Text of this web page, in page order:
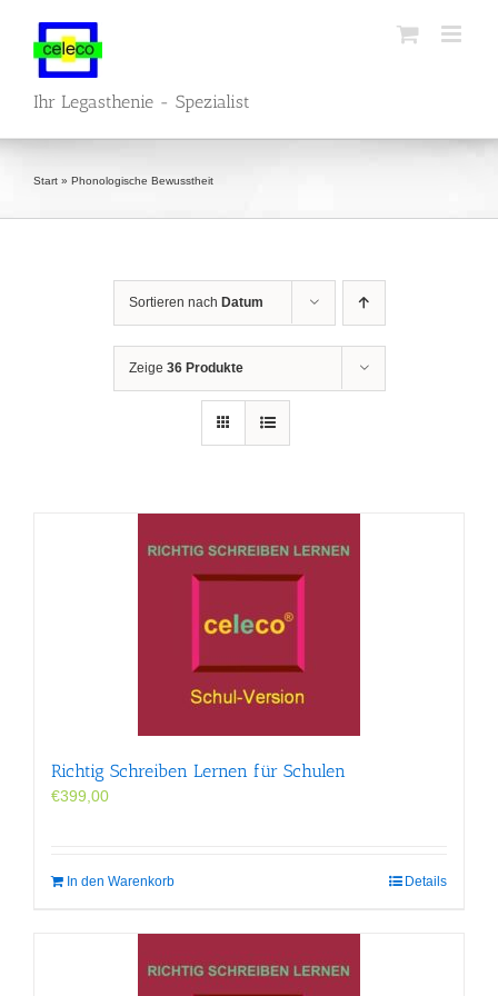
springen
Ihr Legasthenie - Spezialist
Start » Phonologische Bewusstheit
Sortieren nach Datum
Zeige 36 Produkte
Richtig Schreiben Lernen für Schulen
€399,00
In den Warenkorb Details